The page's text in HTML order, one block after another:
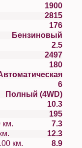
1900
2815
176
Бензиновый
2.5
2497
180
6
Полный (4WD)
10.3
195
км.
7.3
12.3
км.
8.9